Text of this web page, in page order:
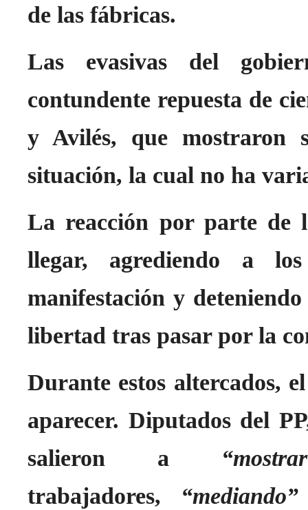
de las fábricas.
Las evasivas del
contundente repuesta de
y Avilés, que mostraron
situación, la cual no ha
La reacción por parte de
llegar, agrediendo a
manifestación y
libertad tras pasar por la
Durante estos altercados,
aparecer. Diputados del
salieron a
trabajadores, “mediando”